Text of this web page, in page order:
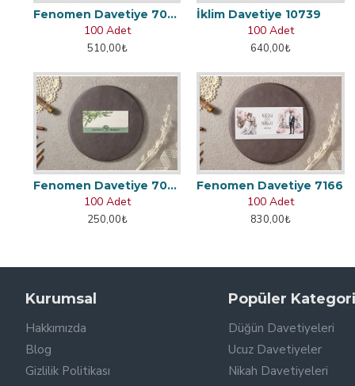
Fenomen Davetiye 7002
100 Adet
510,00₺
İklim Davetiye 10739
100 Adet
640,00₺
Fenomen Davetiye 7048
100 Adet
250,00₺
Fenomen Davetiye 7166
100 Adet
830,00₺
Kurumsal
Hakkımızda
Blog
Gizlilik Politikası
Popüler
Düğün Davetiyeleri
Ucuz Davetiyeler
Nikah Davetiyeleri